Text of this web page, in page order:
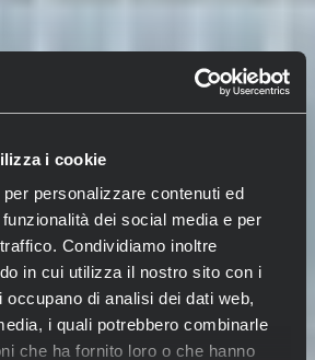
i cookie
personalizzare contenuti ed
dei social media e per
Condividiamo inoltre
in cui utilizza il nostro sito con i
di analisi dei dati web,
i quali potrebbero combinarle
che ha fornito loro o che hanno